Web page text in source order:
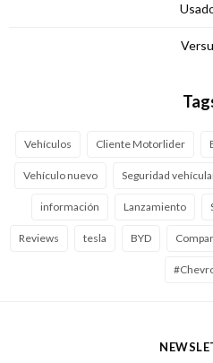
Vehículos Cliente Motorlider
Vehículo nuevo Seguridad
información Lanzamiento
Reviews tesla BYD